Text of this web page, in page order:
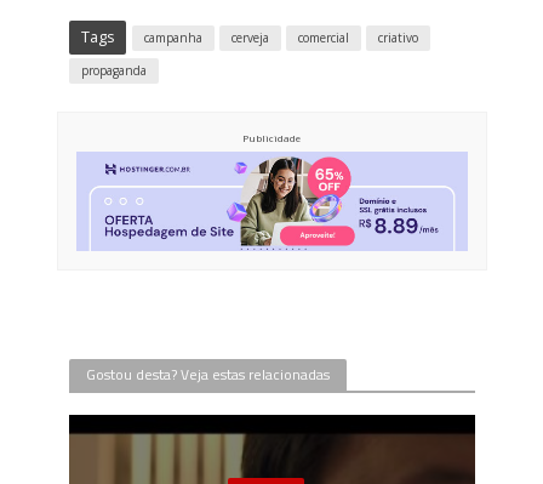
Tags campanha cerveja comercial
criativo
propaganda
Publicidade
Gostou desta? Veja estas relacionadas